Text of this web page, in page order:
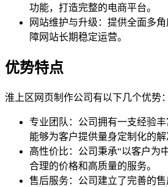
功能，打造完整的电商平台。
网站维护与升级：提供全面多
障网站长期稳定运营。
优势特点
淮上区网页制作公司有以下几个优势：
专业团队：公司拥有一支经验丰
能够为客户提供量身定制化的解
高性价比：公司秉承“以客户为
合理的价格和高质量的服务。
售后服务：公司建立了完善的